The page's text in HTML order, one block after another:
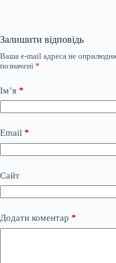
Залишити відповідь
Ваша e-mail адреса не
позначені *
Ім’я *
Email *
Сайт
Додати коментар *